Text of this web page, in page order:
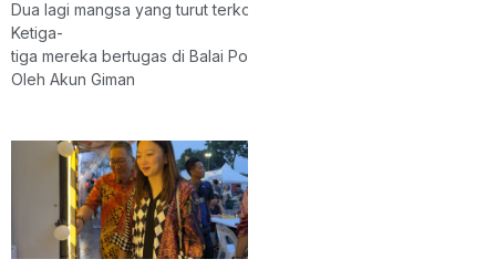
Dua lagi mangsa yang turut terkorban dalam kejadian itu ialah
Ketiga-
tiga mereka bertugas di Balai Polis Weston, Beaufort.
Oleh Akun Giman